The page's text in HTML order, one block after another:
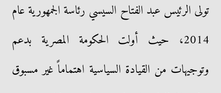
تولى الرئيس عبد الفتاح السيسي رئاسة الجمهورية عام
2014، حيث أولت الحكومة المصرية بدعم
وتوجيهات من القيادة السياسية اهتماماً غير مسبوق